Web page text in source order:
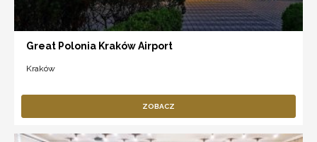
Great Polonia Kraków Airport
Kraków
ZOBACZ